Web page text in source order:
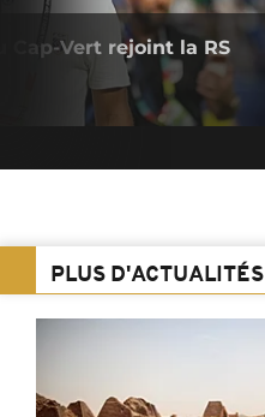
Cap-Vert rejoint la RS
PLUS D'ACTUALITÉS